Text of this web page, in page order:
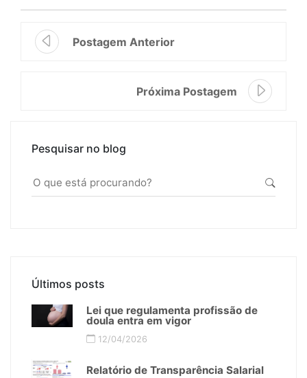
Postagem Anterior
Próxima Postagem
Pesquisar no blog
Últimos posts
Lei que regulamenta profissão de
doula entra em vigor
12/04/2026
Relatório de Transparência Salarial